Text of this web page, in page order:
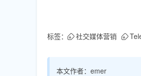
标签： 社交媒体营销
本文作者： emer